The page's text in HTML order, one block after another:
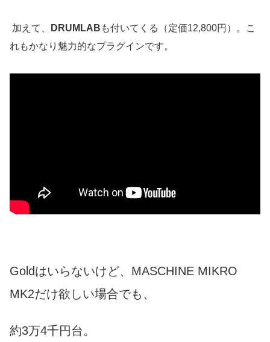
加えて、 DRUMLAB も付いてくる（定価12,800円）。こ
れもかなり魅力的なプラグインです。
Goldはいらないけど、MASCHINE MIKRO
MK2だけ欲しい場合でも、
約3万4千円台。